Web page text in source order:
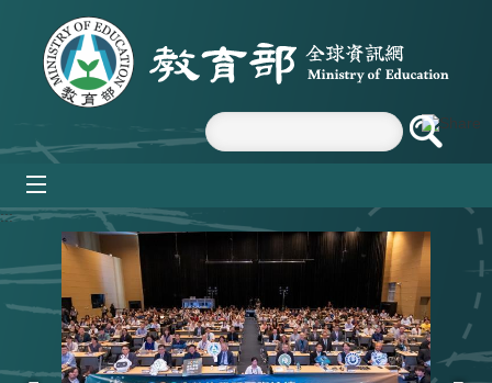
跳到主要內容區塊
:::